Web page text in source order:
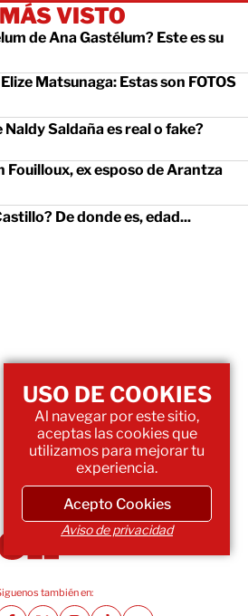
VISTO
de Ana Gastélum? Este es su
Matsunaga: Estas son FOTOS
Saldaña es real o fake?
Fouilloux, ex esposo de Arantza
De donde es, edad...
también en:
USO DE COOKIES
Al navegar por este sitio,
aceptas las cookies que
utilizamos para mejorar tu
experiencia.
Acepto Cookies
Aviso de privacidad